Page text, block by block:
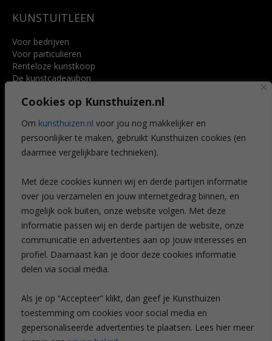
Cookies op Kunsthuizen.nl
Om kunsthuizen.nl voor jou nog makkelijker en
persoonlijker te maken, gebruikt Kunsthuizen cookies (en
daarmee vergelijkbare technieken).
Met deze cookies kunnen wij en derde partijen informatie
over jou verzamelen en jouw internetgedrag binnen, en
mogelijk ook buiten, onze website volgen. Met deze
informatie passen wij en derde partijen de website, onze
communicatie en advertenties aan op jouw interesses en
profiel. Daarnaast kan je door deze cookies informatie
delen via social media.
Als je op “Accepteer” klikt, dan geef je Kunsthuizen
toestemming om cookies voor social media en
gepersonaliseerde advertenties te plaatsen. Lees hier meer
KUNSTUITLEEN
Voor bedrijven
Voor particulieren
Renteloze kunstkoop
De kunstcadeaubon
Voordelen
Veelgestelde vragen
CONTACT
Leiden
Amsterdam
Breda
Favorieten
Mijn art alert
NIEUWSBRIEF